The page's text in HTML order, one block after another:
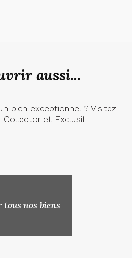
aussi...
bien exceptionnel ? Visitez
Collector et Exclusif
tous nos biens